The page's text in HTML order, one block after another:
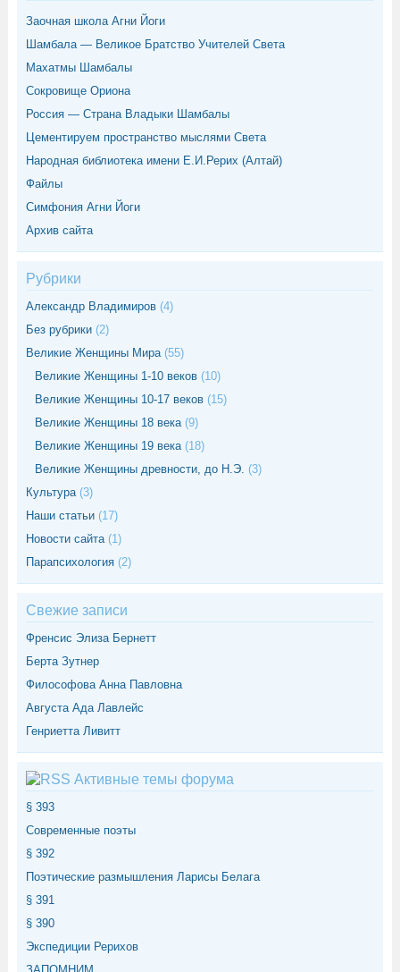
Заочная школа Агни Йоги
Шамбала — Великое Братство Учителей Света
Махатмы Шамбалы
Сокровище Ориона
Россия — Страна Владыки Шамбалы
Цементируем пространство мыслями Света
Народная библиотека имени Е.И.Рерих (Алтай)
Файлы
Симфония Агни Йоги
Архив сайта
Рубрики
Александр Владимиров (4)
Без рубрики (2)
Великие Женщины Мира(55)
Великие Женщины 1-10 веков (10)
Великие Женщины 10-17 веков (15)
Великие Женщины 18 века(9)
Великие Женщины 19 века(18)
Великие Женщины древности, до Н.Э. (3)
Культура(3)
Наши статьи (17)
Новости сайта(1)
Парапсихология (2)
Свежие записи
Френсис Элиза Бернетт
Берта Зутнер
Философова Анна Павловна
Августа Ада Лавлейс
Генриетта Ливитт
Активные темы форума
§ 393
Современные поэты
§ 392
Поэтические размышления Ларисы Белага
§ 391
§ 390
Экспедиции Рерихов